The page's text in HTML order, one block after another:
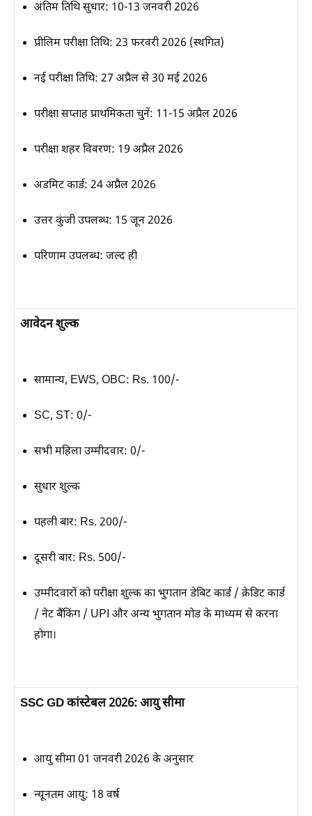
अंतिम तिथि सुधार: 10-13 जनवरी 2026
प्रीलिम परीक्षा तिथि: 23 फरवरी 2026 (स्थगित)
नई परीक्षा तिथि: 27 अप्रैल से 30 मई 2026
परीक्षा सप्ताह प्राथमिकता चुनें: 11-15 अप्रैल 2026
परीक्षा शहर विवरण: 19 अप्रैल 2026
अडमिट कार्ड: 24 अप्रैल 2026
उत्तर कुंजी उपलब्ध: 15 जून 2026
परिणाम उपलब्ध: जल्द ही
आवेदन शुल्क
सामान्य, EWS, OBC: Rs. 100/-
SC, ST: 0/-
सभी महिला उम्मीदवार: 0/-
सुधार शुल्क
पहली बार: Rs. 200/-
दूसरी बार: Rs. 500/-
उम्मीदवारों को परीक्षा शुल्क का भुगतान डेबिट कार्ड / क्रेडिट कार्ड
/ नेट बैंकिंग / UPI और अन्य भुगतान मोड के माध्यम से करना
होगा।
SSC GD कांस्टेबल 2026: आयु सीमा
आयु सीमा 01 जनवरी 2026 के अनुसार
न्यूनतम आयु: 18 वर्ष